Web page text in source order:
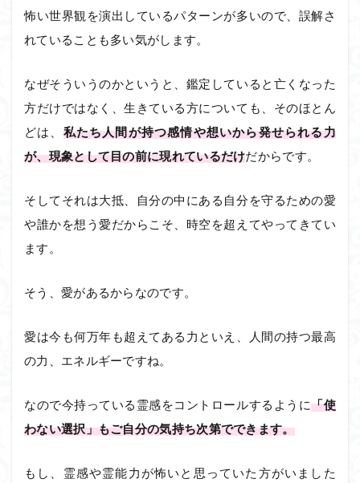
怖い世界観を演出しているパターンが多いので、誤解さ
れていることも多い気がします。
なぜそういうのかというと、鑑定していると亡くなった
方だけではなく、生きている方についても、そのほとん
どは、 私たち人間が持つ感情や想いから発せられる力
が、現象として目の前に現れているだけだからです。
そしてそれは大抵、自分の中にある自分を守るための愛
や誰かを想う愛だからこそ、時空を超えてやってきてい
ます。
そう、愛があるからなのです。
愛は今も何万年も超えてある力といえ、人間の持つ最高
の力、エネルギーですね。
なので今持っている霊感をコントロールするように「使
わない選択」もご自分の気持ち次第でできます。
もし、霊感や霊能力が怖いと思っていた方がいました